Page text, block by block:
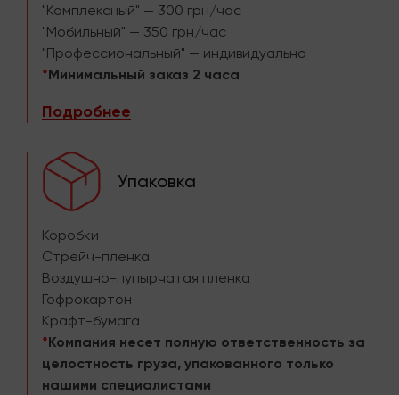
"Комплексный" — 300 грн/час
"Мобильный" — 350 грн/час
"Профессиональный" — индивидуально
*Минимальный заказ 2 часа
Подробнее
Упаковка
Коробки
Стрейч-пленка
Воздушно-пупырчатая пленка
Гофрокартон
Крафт-бумага
*Компания несет полную ответственность за
целостность груза, упакованного только
нашими специалистами